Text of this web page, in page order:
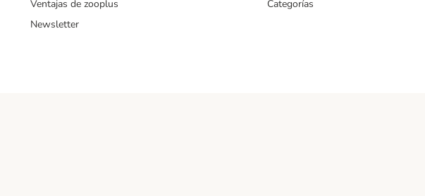
Ventajas de zooplus
Newsletter
Categorías